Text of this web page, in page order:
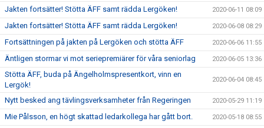
Jakten fortsätter! Stötta ÄFF samt rädda Lergöken! 2020-06-11 08:09
Jakten fortsätter! Stötta ÄFF samt rädda Lergöken! 2020-06-08 08:29
Fortsättningen på jakten på Lergöken och stötta ÄFF 2020-06-06 11:55
Äntligen stormar vi mot seriepremiärer för våra seniorlag 2020-06-05 13:36
Stötta ÄFF, buda på Ängelholmspresentkort, vinn en
Lergök!
2020-06-04 08:45
Nytt besked ang tävlingsverksamheter från Regeringen 2020-05-29 11:19
Mie Pålsson, en högt skattad ledarkollega har gått bort. 2020-05-18 08:55